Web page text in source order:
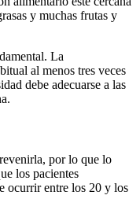
y muchas frutas y
La
al menos tres veces
debe adecuarse a las
por lo que lo
los pacientes
ocurrir entre los 20 y los